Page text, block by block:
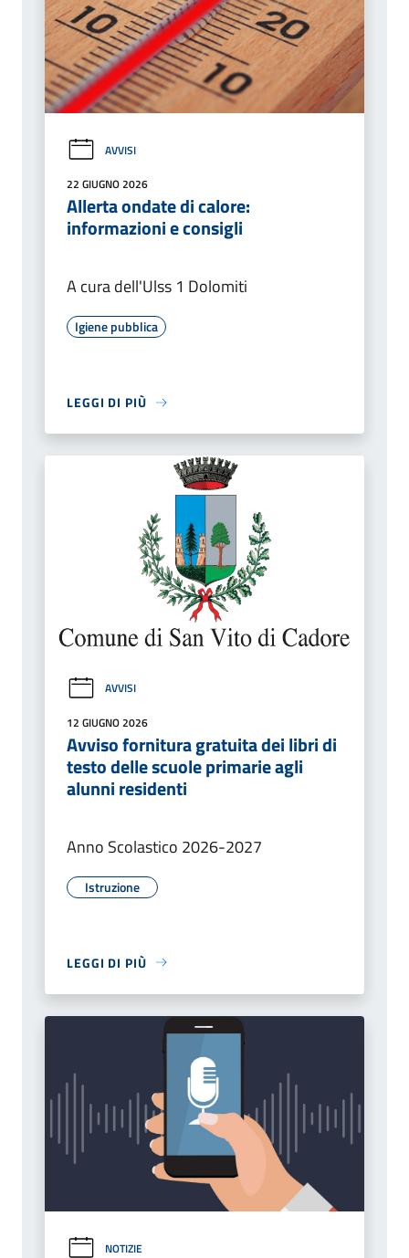
AVVISI
22 GIUGNO 2026
Allerta ondate di calore:
informazioni e consigli
A cura dell'Ulss 1 Dolomiti
Igiene pubblica
LEGGI DI PIÙ
AVVISI
12 GIUGNO 2026
Avviso fornitura gratuita dei libri di
testo delle scuole primarie agli
alunni residenti
Anno Scolastico 2026-2027
Istruzione
LEGGI DI PIÙ
NOTIZIE